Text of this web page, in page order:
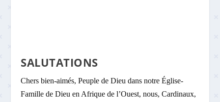
SALUTATIONS
Chers bien-aimés, Peuple de Dieu dans notre Église-
Famille de Dieu en Afrique de l’Ouest, nous, Cardinaux,